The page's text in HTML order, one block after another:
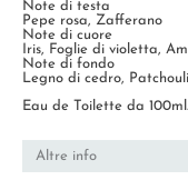
Note di testa
Pepe rosa, Zafferano
Note di cuore
Iris, Foglie di violetta,
Note di fondo
Legno di cedro, Patchouli
Eau de Toilette da
Altre info